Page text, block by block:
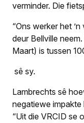
verminder. Die
“Ons werker het
deur Bellville
Maart) is tussen
sê sy.
Lambrechts sê
negatiewe
“Uit die VRCID se